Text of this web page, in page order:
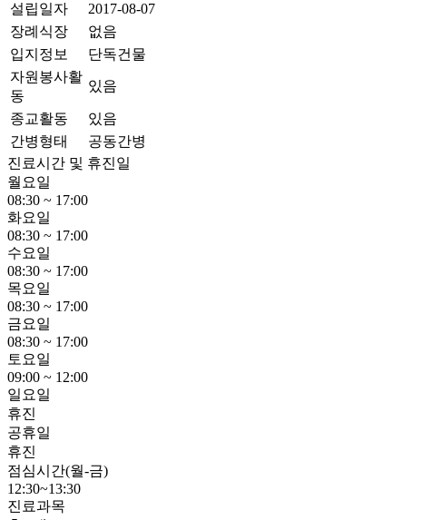
설립일자
2017-08-07
장례식장
없음
입지정보
단독건물
자원봉사활
동
있음
종교활동
있음
간병형태
공동간병
진료시간 및 휴진일
월요일
08:30 ~ 17:00
화요일
08:30 ~ 17:00
수요일
08:30 ~ 17:00
목요일
08:30 ~ 17:00
금요일
08:30 ~ 17:00
토요일
09:00 ~ 12:00
일요일
휴진
공휴일
휴진
점심시간(월-금)
12:30~13:30
진료과목